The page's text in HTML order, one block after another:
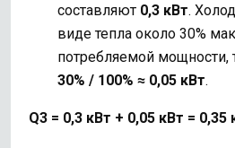
составляют 0,3 кВт.
виде тепла около 30%
потребляемой мощности,
30% / 100% ≈ 0,05 кВт.
Q3 = 0,3 кВт + 0,05 кВт = 0,35